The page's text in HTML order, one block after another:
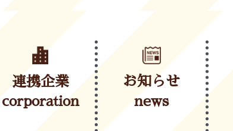
連携企業
corporation
お知らせ
news